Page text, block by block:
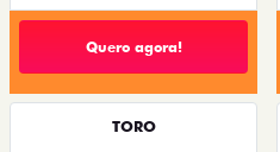
Quero agora!
TORO